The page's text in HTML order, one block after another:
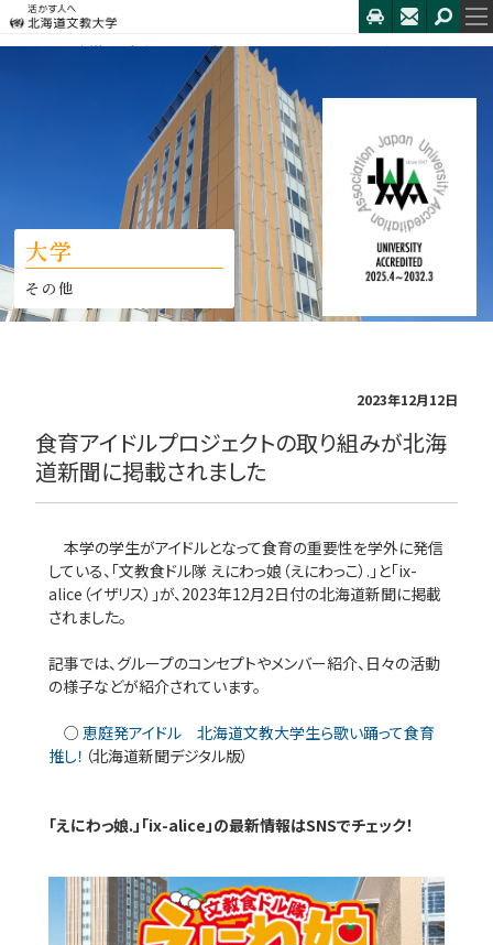
HOME 大学 食育アイドルプロジェクトの取り組みが北海...
大学
その他
2023年12月12日
食育アイドルプロジェクトの取り組みが北海
道新聞に掲載されました
本学の学生がアイドルとなって食育の重要性を学外に発信
している、「文教食ドル隊 えにわっ娘（えにわっこ）.」と「ix-
alice（イザリス）」が、2023年12月2日付の北海道新聞に掲載
されました。
記事では、グループのコンセプトやメンバー紹介、日々の活動
の様子などが紹介されています。
○ 恵庭発アイドル 北海道文教大学生ら歌い踊って食育
推し！ （北海道新聞デジタル版）
「えにわっ娘.」「ix-alice」の最新情報はSNSでチェック！